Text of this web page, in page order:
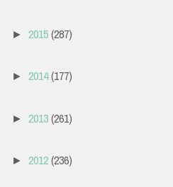
► 2015(287)
► 2014(177)
► 2013(261)
► 2012(236)